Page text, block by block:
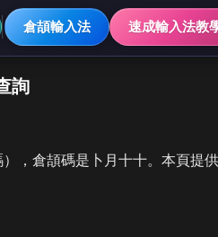
倉頡輸入法 速成輸入法教
詢
），倉頡碼是卜月十十。本頁